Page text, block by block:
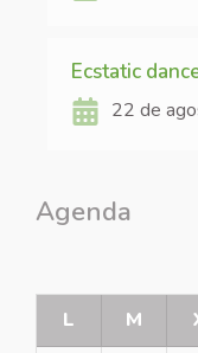
Ecstatic
22 de
Agenda
L
M